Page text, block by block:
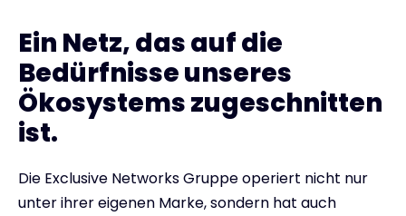
Ein Netz, das auf die
Bedürfnisse unseres
Ökosystems zugeschnitten
ist.
Die Exclusive Networks Gruppe operiert nicht nur
unter ihrer eigenen Marke, sondern hat auch